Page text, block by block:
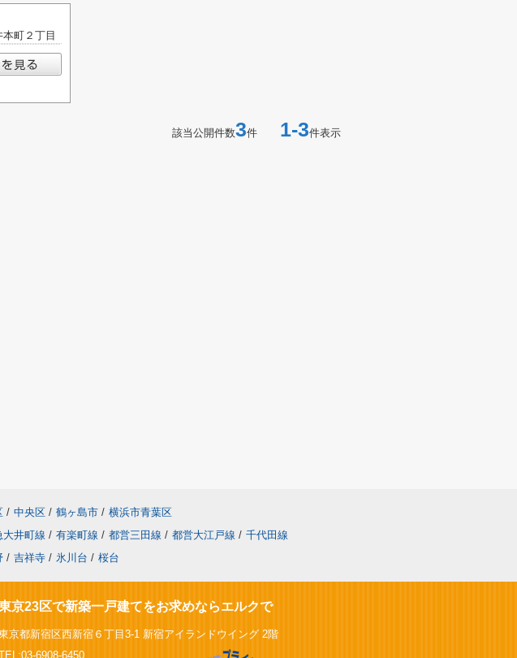
町２丁目
該当公開件数3件 1-3件表示
/ 中央区 / 鶴ヶ島市 / 横浜市青葉区
大井町線 / 有楽町線 / 都営三田線 / 都営大江戸線 / 千代田線
/ 吉祥寺 / 氷川台 / 桜台
京23区で新築一戸建てをお求めならエルクで
京都新宿区西新宿６丁目3-1 新宿アイランドウイング 2階
6908-6450